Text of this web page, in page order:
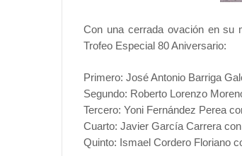
Con una cerrada ovación en su
Trofeo Especial 80 Aniversario:
Primero: José Antonio Barriga
Segundo: Roberto Lorenzo
Tercero: Yoni Fernández Perea
Cuarto: Javier García Carrera
Quinto: Ismael Cordero Floriano